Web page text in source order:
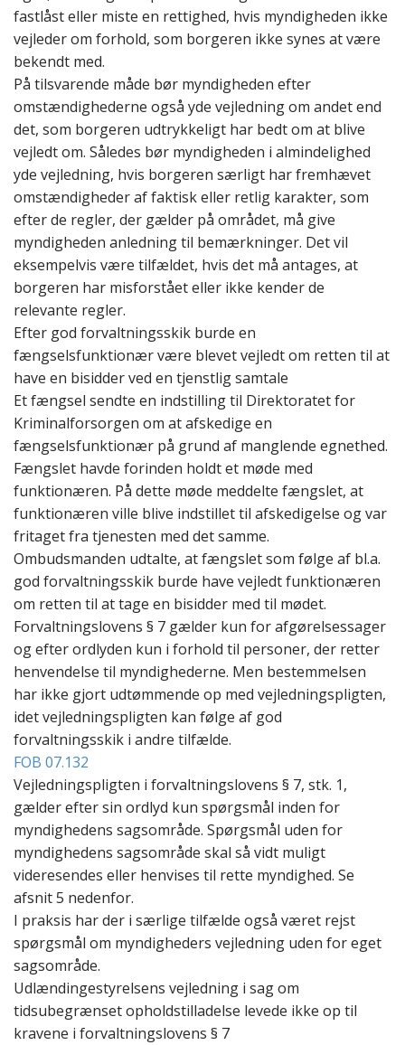
fastlåst eller miste en rettighed, hvis myndigheden ikke
vejleder om forhold, som borgeren ikke synes at være
bekendt med.
På tilsvarende måde bør myndigheden efter
omstændighederne også yde vejledning om andet end
det, som borgeren udtrykkeligt har bedt om at blive
vejledt om. Således bør myndigheden i almindelighed
yde vejledning, hvis borgeren særligt har fremhævet
omstændigheder af faktisk eller retlig karakter, som
efter de regler, der gælder på området, må give
myndigheden anledning til bemærkninger. Det vil
eksempelvis være tilfældet, hvis det må antages, at
borgeren har misforstået eller ikke kender de
relevante regler.
Efter god forvaltningsskik burde en
fængselsfunktionær være blevet vejledt om retten til at
have en bisidder ved en tjenstlig samtale
Et fængsel sendte en indstilling til Direktoratet for
Kriminalforsorgen om at afskedige en
fængselsfunktionær på grund af manglende egnethed.
Fængslet havde forinden holdt et møde med
funktionæren. På dette møde meddelte fængslet, at
funktionæren ville blive indstillet til afskedigelse og var
fritaget fra tjenesten med det samme.
Ombudsmanden udtalte, at fængslet som følge af bl.a.
god forvaltningsskik burde have vejledt funktionæren
om retten til at tage en bisidder med til mødet.
Forvaltningslovens § 7 gælder kun for afgørelsessager
og efter ordlyden kun i forhold til personer, der retter
henvendelse til myndighederne. Men bestemmelsen
har ikke gjort udtømmende op med vejledningspligten,
idet vejledningspligten kan følge af god
forvaltningsskik i andre tilfælde.
FOB 07.132
Vejledningspligten i forvaltningslovens § 7, stk. 1,
gælder efter sin ordlyd kun spørgsmål inden for
myndighedens sagsområde. Spørgsmål uden for
myndighedens sagsområde skal så vidt muligt
videresendes eller henvises til rette myndighed. Se
afsnit 5 nedenfor.
I praksis har der i særlige tilfælde også været rejst
spørgsmål om myndigheders vejledning uden for eget
sagsområde.
Udlændingestyrelsens vejledning i sag om
tidsubegrænset opholdstilladelse levede ikke op til
kravene i forvaltningslovens § 7